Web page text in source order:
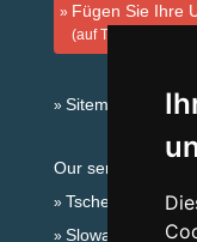
Fügen Sie Ihre
(auf Tschechisch)
Sitemap
Our servers:
Tschechische
Slowakische